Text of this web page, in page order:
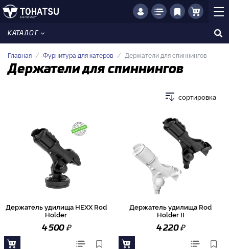
КАТАЛОГ
Главная Фурнитура для катеров Держатели для спиннингов
Держатели для спиннингов
сортировка
Держатель удилища HEXX Rod
Holder
4 500₽
Держатель удилища Rod
Holder II
4 220₽